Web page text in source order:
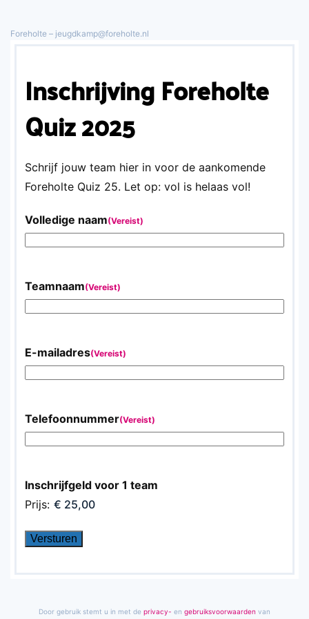
Overslaan en naar de inhoud gaan
Foreholte – jeugdkamp@foreholte.nl
Inschrijving Foreholte
Quiz 2025
Schrijf jouw team hier in voor de aankomende
Foreholte Quiz 25. Let op: vol is helaas vol!
Volledige naam(Vereist)
Teamnaam(Vereist)
E-mailadres(Vereist)
Telefoonnummer(Vereist)
Inschrijfgeld voor 1 team
Prijs:
Door gebruik stemt u in met de privacy- en gebruiks­voorwaarden van